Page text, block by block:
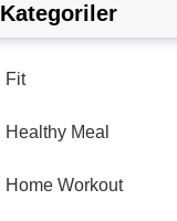
Kategoriler
Fit
Healthy Meal
Home Workout